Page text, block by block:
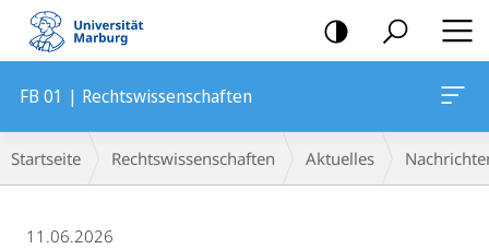
Mobile-
Navigation
FB 01 | Rechtswissenschaften
Breadcrumb-
Navigation
Startseite Rechtswissenschaften Aktuelles
11.06.2026